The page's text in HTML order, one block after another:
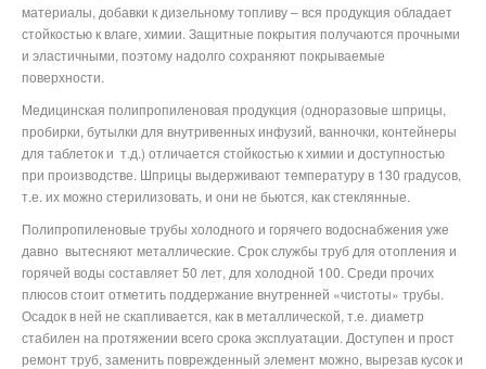
материалы, добавки к дизельному топливу – вся продукция обладает
стойкостью к влаге, химии. Защитные покрытия получаются прочными
и эластичными, поэтому надолго сохраняют покрываемые
поверхности.
Медицинская полипропиленовая продукция (одноразовые шприцы,
пробирки, бутылки для внутривенных инфузий, ванночки, контейнеры
для таблеток и т.д.) отличается стойкостью к химии и доступностью
при производстве. Шприцы выдерживают температуру в 130 градусов,
т.е. их можно стерилизовать, и они не бьются, как стеклянные.
Полипропиленовые трубы холодного и горячего водоснабжения уже
давно вытесняют металлические. Срок службы труб для отопления и
горячей воды составляет 50 лет, для холодной 100. Среди прочих
плюсов стоит отметить поддержание внутренней «чистоты» трубы.
Осадок в ней не скапливается, как в металлической, т.е. диаметр
стабилен на протяжении всего срока эксплуатации. Доступен и прост
ремонт труб, заменить поврежденный элемент можно, вырезав кусок и